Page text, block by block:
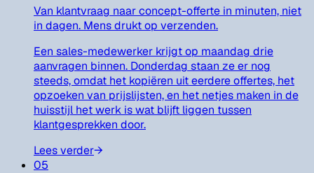
Van klantvraag naar concept-offerte in minuten, niet
in dagen. Mens drukt op verzenden.
Een sales-medewerker krijgt op maandag drie
aanvragen binnen. Donderdag staan ze er nog
steeds, omdat het kopiëren uit eerdere offertes, het
opzoeken van prijslijsten, en het netjes maken in de
huisstijl het werk is wat blijft liggen tussen
klantgesprekken door.
Lees verder→
05